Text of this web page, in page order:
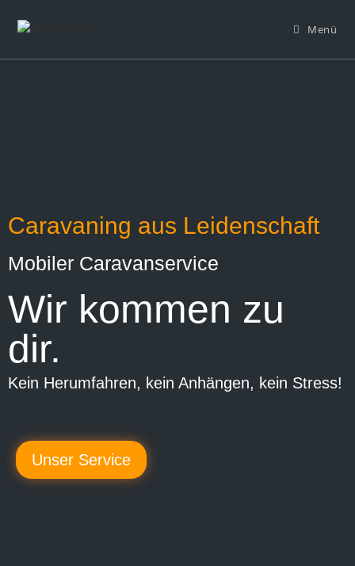
Menü
Caravaning aus Leidenschaft
Mobiler Caravanservice
Wir kommen zu
dir.
Kein Herumfahren, kein Anhängen, kein Stress!
Unser Service